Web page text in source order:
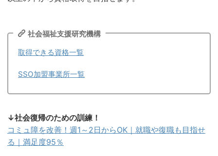
社会福祉支援研究機構
取得できる資格一覧
SSO加盟事業所一覧
↓社会復帰のための訓練！
コミュ障を改善！週1～2日からOK｜就職や復職も目指せ
る｜満足度95％